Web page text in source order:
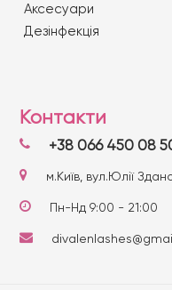
Аксесуари
Дезінфекція
Контакти
+38 066 450 08
м.Київ, вул.Юлії
Пн-Нд 9:00 - 21:00